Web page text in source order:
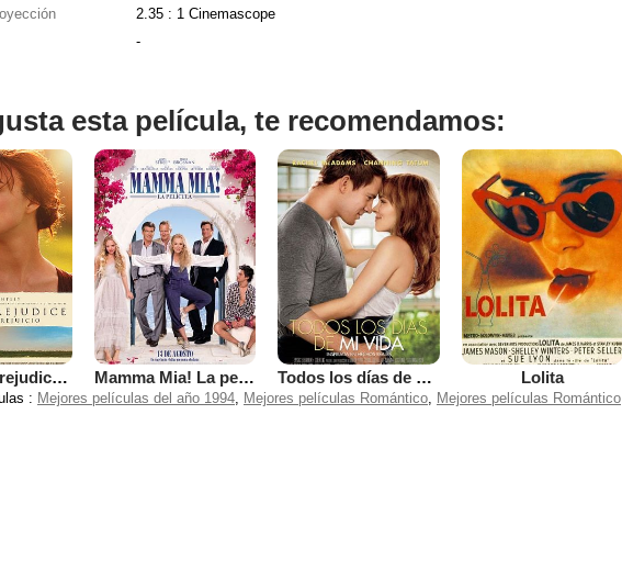
2.35 : 1 Cinemascope
-
esta película, te recomendamos:
Pride and Prejudice (Orgullo y prejuicio) Mamma Mia! La película Todos los días de mi vida Lolita
: Mejores películas del año 1994, Mejores películas Romántico, Mejores películas Romántico